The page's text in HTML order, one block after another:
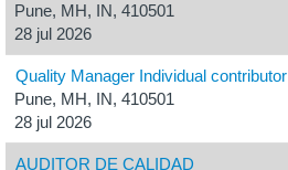
Pune, MH, IN, 410501
28 jul 2026
Quality Manager Individual contributor
Pune, MH, IN, 410501
28 jul 2026
AUDITOR DE CALIDAD